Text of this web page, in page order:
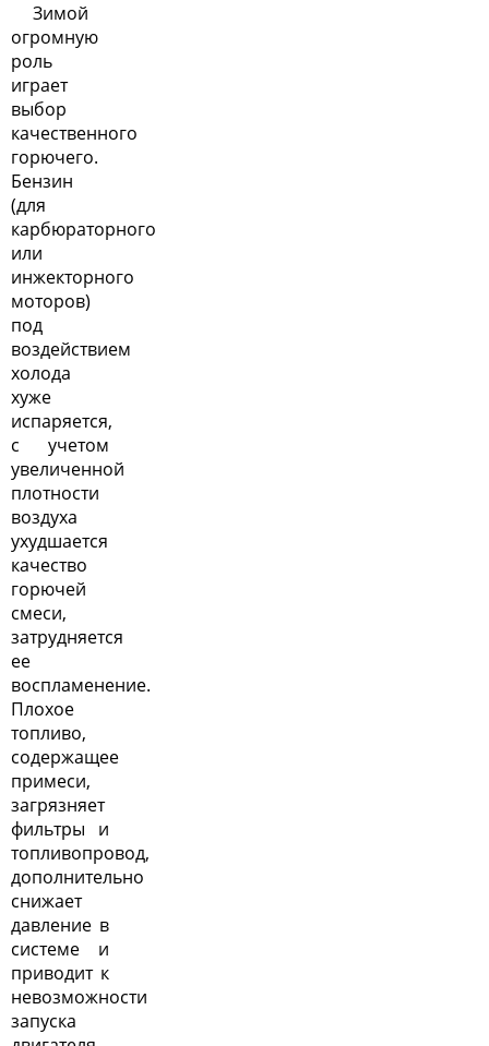
Зимой
огромную
роль
играет
выбор
качественного
горючего.
Бензин
(для
карбюраторного
или
инжекторного
моторов)
под
воздействием
холода
хуже
испаряется,
с учетом
увеличенной
плотности
воздуха
ухудшается
качество
горючей
смеси,
затрудняется
ее
воспламенение.
Плохое
топливо,
содержащее
примеси,
загрязняет
фильтры и
топливопровод,
дополнительно
снижает
давление в
системе и
приводит к
невозможности
запуска